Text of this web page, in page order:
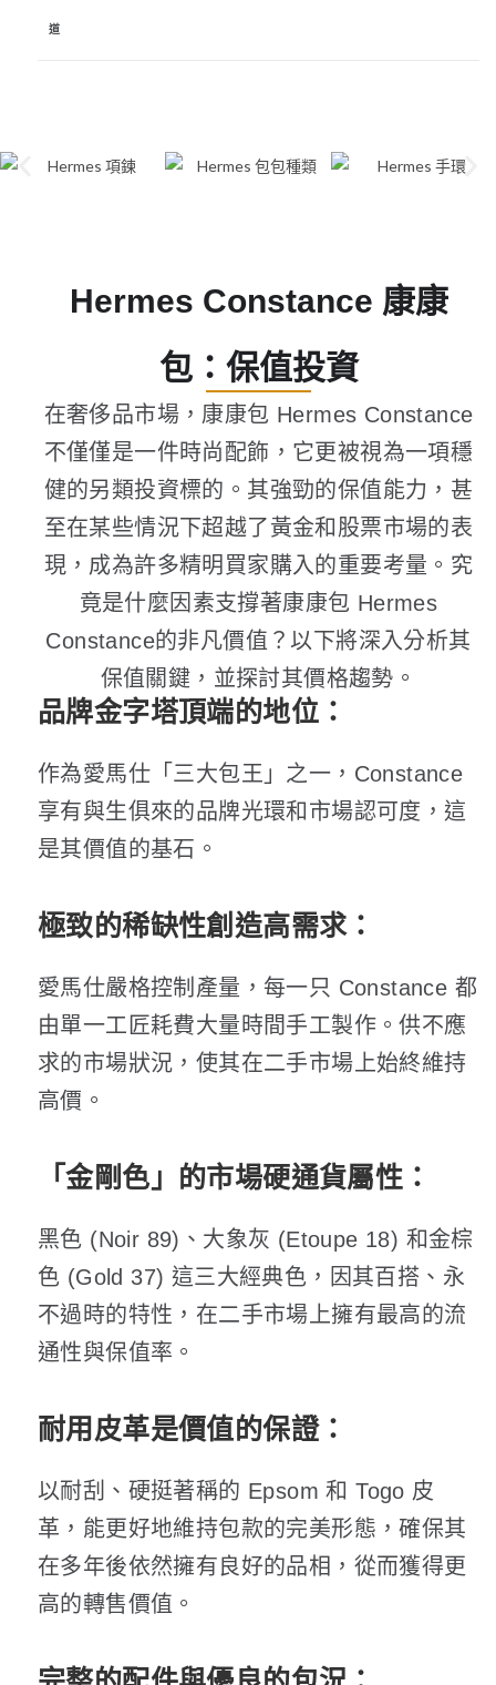
道
Hermes Constance 康康
包：保值投資
在奢侈品市場，康康包 Hermes Constance
不僅僅是一件時尚配飾，它更被視為一項穩
健的另類投資標的。其強勁的保值能力，甚
至在某些情況下超越了黃金和股票市場的表
現，成為許多精明買家購入的重要考量。究
竟是什麼因素支撐著康康包 Hermes
Constance的非凡價值？以下將深入分析其
保值關鍵，並探討其價格趨勢。
品牌金字塔頂端的地位 ：
作為愛馬仕「三大包王」之一，Constance
享有與生俱來的品牌光環和市場認可度，這
是其價值的基石。
極致的稀缺性創造高需求：
愛馬仕嚴格控制產量，每一只 Constance 都
由單一工匠耗費大量時間手工製作。供不應
求的市場狀況，使其在二手市場上始終維持
高價。
「金剛色」的市場硬通貨屬性 ：
黑色 (Noir 89)、大象灰 (Etoupe 18) 和金棕
色 (Gold 37) 這三大經典色，因其百搭、永
不過時的特性，在二手市場上擁有最高的流
通性與保值率。
耐用皮革是價值的保證：
以耐刮、硬挺著稱的 Epsom 和 Togo 皮
革，能更好地維持包款的完美形態，確保其
在多年後依然擁有良好的品相，從而獲得更
高的轉售價值。